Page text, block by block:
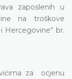
zaposlenih u
na troškove
Hercegovine“ br.
za ocjenu